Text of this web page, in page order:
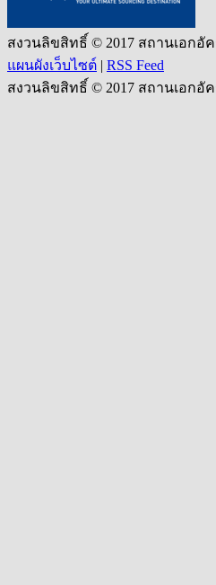
สงวนลิขสิทธิ์ © 2017 สถานเอกอั
แผนผังเว็บไซต์ | RSS Feed
สงวนลิขสิทธิ์ © 2017 สถานเอกอั